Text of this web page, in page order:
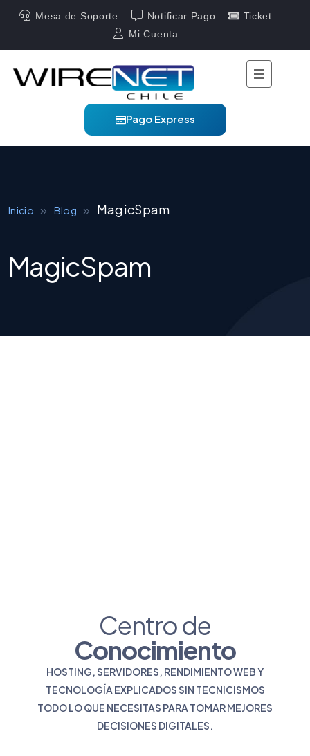
Mesa de Soporte Notificar Pago
Ticket
Mi Cuenta
Pago Express
Inicio » Blog » MagicSpam
MagicSpam
Centro de
Conocimiento
HOSTING, SERVIDORES, RENDIMIENTO WEB Y
TECNOLOGÍA EXPLICADOS SIN TECNICISMOS
TODO LO QUE NECESITAS PARA TOMAR MEJORES
DECISIONES DIGITALES.